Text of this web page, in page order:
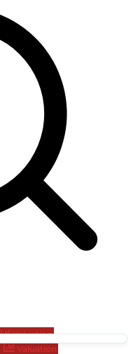
Valuation
Valuation